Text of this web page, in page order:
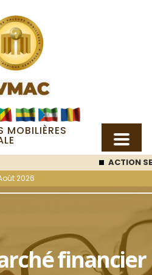
MOBILIÈRES
ACTION
2026
financier